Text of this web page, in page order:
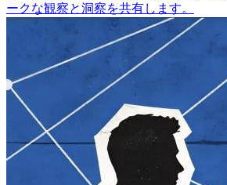
ークな観察と洞察を共有します。